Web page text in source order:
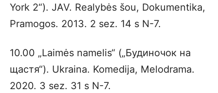
York 2“). JAV. Realybės šou, Dokumentika,
Pramogos. 2013. 2 sez. 14 s N-7.
10.00 „Laimės namelis“ („Будиночок на
щастя“). Ukraina. Komedija, Melodrama.
2020. 3 sez. 31 s N-7.